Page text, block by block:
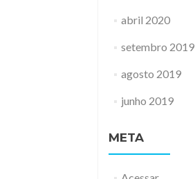
abril 2020
setembro 2019
agosto 2019
junho 2019
META